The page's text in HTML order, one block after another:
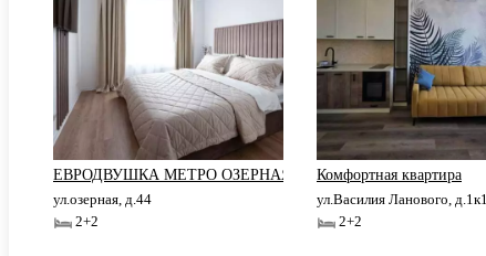
ЕВРОДВУШКА МЕТРО ОЗЕРНАЯ
ул.озерная, д.44
2+2
Комфортная квартира
ул.Василия Ланового, д.1к1
2+2